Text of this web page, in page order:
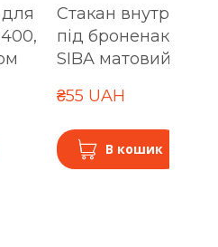
Стакан внутрішній
під
SIBA матовий
₴55 UAH
В кошик